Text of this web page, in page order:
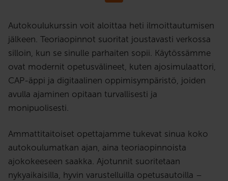
lähestyttävä ja rehellinen ja pyrin
jossa he voivat oppia turvallisesti ja
luottamuksellisesti. Opettaminen
on minulle enemmän kuin työ; se
positiivisesti ihmisten elämään.
Tervetuloa mukaan oppimiselle ja
seikkailulle!
Autokoulukurssin voit aloittaa heti ilmoittautumisen
jälkeen. Teoriaopinnot suoritat joustavasti verkossa
silloin, kun se sinulle parhaiten sopii. Käytössämme
ovat modernit opetusvälineet, kuten ajosimulaattori,
CAP-äppi ja digitaalinen oppimisympäristö, joiden
avulla ajaminen opitaan turvallisesti ja
monipuolisesti.
Ammattitaitoiset opettajamme tukevat sinua koko
autokoulumatkan ajan, aina teoriaopinnoista
ajokokeeseen saakka. Ajotunnit suoritetaan
nykyaikaisilla, hyvin varustelluilla opetusautoilla –